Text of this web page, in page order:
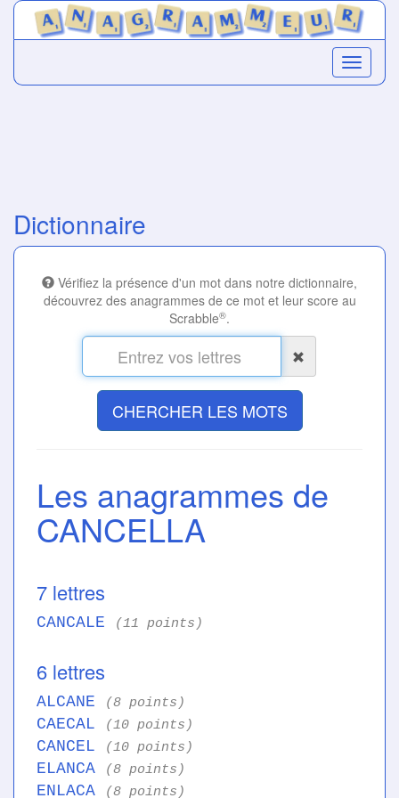
Dictionnaire
Vérifiez la présence d'un mot dans notre dictionnaire,
découvrez des anagrammes de ce mot et leur score au
Scrabble®.
CHERCHER LES MOTS
Les anagrammes de
CANCELLA
7 lettres
CANCALE (11 points)
6 lettres
ALCANE (8 points)
CAECAL (10 points)
CANCEL (10 points)
ELANCA (8 points)
ENLACA (8 points)